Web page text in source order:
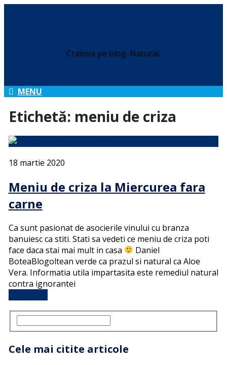
Craiova pe blog. Natural.
MENU
Etichetă: meniu de criza
18 martie 2020
Meniu de criza la Miercurea fara
carne
Ca sunt pasionat de asocierile vinului cu branza
banuiesc ca stiti. Stati sa vedeti ce meniu de criza poti
face daca stai mai mult in casa
Daniel
BoteaBlogoltean verde ca prazul si natural ca Aloe
Vera. Informatia utila impartasita este remediul natural
contra ignorantei
Cele mai citite articole